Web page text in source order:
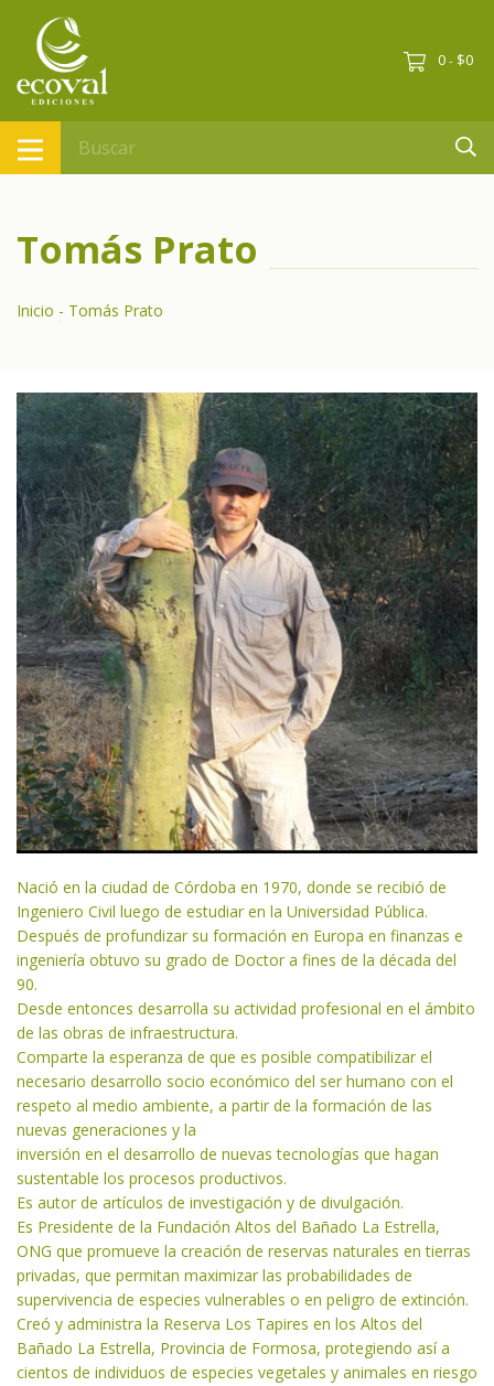
0 - $0
Tomás Prato
Inicio - Tomás Prato
Nació en la ciudad de Córdoba en 1970, donde se recibió de
Ingeniero Civil luego de estudiar en la Universidad Pública.
Después de profundizar su formación en Europa en finanzas e
ingeniería obtuvo su grado de Doctor a fines de la década del
90.
Desde entonces desarrolla su actividad profesional en el ámbito
de las obras de infraestructura.
Comparte la esperanza de que es posible compatibilizar el
necesario desarrollo socio económico del ser humano con el
respeto al medio ambiente, a partir de la formación de las
nuevas generaciones y la
inversión en el desarrollo de nuevas tecnologías que hagan
sustentable los procesos productivos.
Es autor de artículos de investigación y de divulgación.
Es Presidente de la Fundación Altos del Bañado La Estrella,
ONG que promueve la creación de reservas naturales en tierras
privadas, que permitan maximizar las probabilidades de
supervivencia de especies vulnerables o en peligro de extinción.
Creó y administra la Reserva Los Tapires en los Altos del
Bañado La Estrella, Provincia de Formosa, protegiendo así a
cientos de individuos de especies vegetales y animales en riesgo